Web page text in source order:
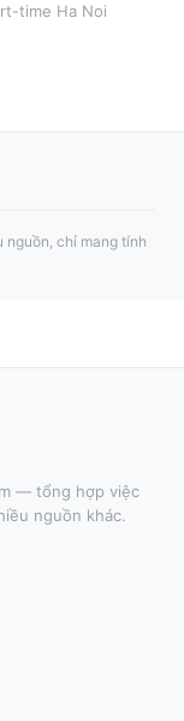
time Ha Noi
nguồn, chỉ mang tính
— tổng hợp việc
nguồn khác.